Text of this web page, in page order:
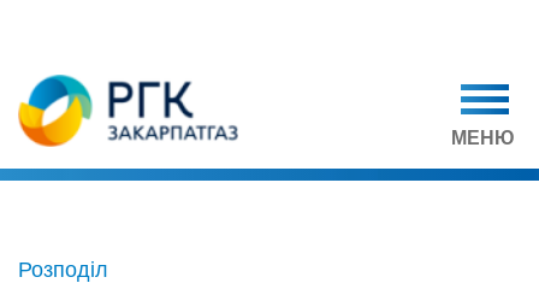
МЕНЮ
Розподіл